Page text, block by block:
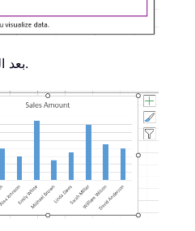
بعد النقر على المخطط، يُدرج فورًا.